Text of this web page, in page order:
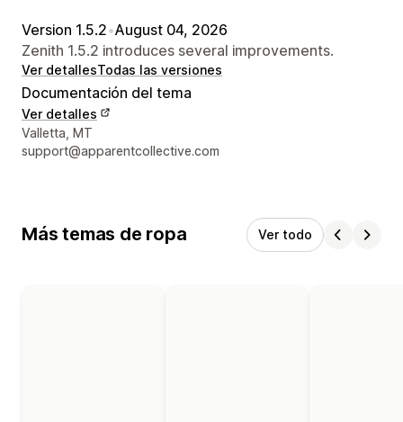
Version 1.5.2•August 04, 2026
Zenith 1.5.2 introduces several improvements.
Ver detallesTodas las versiones
Documentación del tema
Ver detalles
Detalles de contacto del diseñador
Valletta, MT
support@apparentcollective.com
Más temas de ropa Ver todo